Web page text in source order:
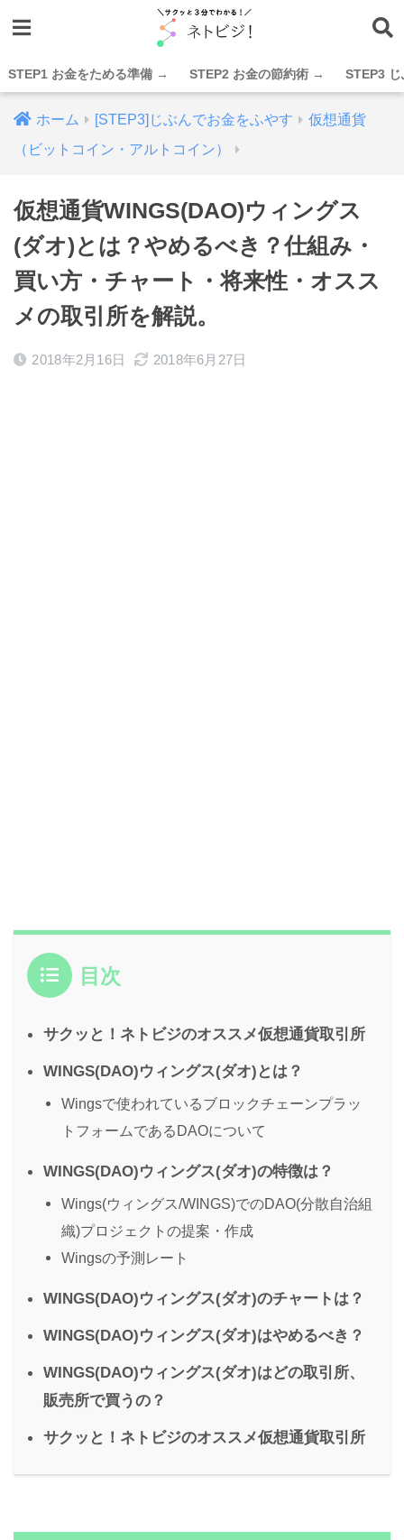
STEP1 お金をためる準備 → STEP2 お金の節約術 → STEP3
ホーム [STEP3]じぶんでお金をふやす
仮想通貨
（ビットコイン・アルトコイン）
仮想通貨WINGS(DAO)ウィングス
(ダオ)とは？やめるべき？仕組み・
買い方・チャート・将来性・オスス
メの取引所を解説。
2018年2月16日 2018年6月27日
目次
サクッと！ネトビジのオススメ仮想通貨取引所
WINGS(DAO)ウィングス(ダオ)とは？
Wingsで使われているブロックチェーンプラッ
トフォームであるDAOについて
WINGS(DAO)ウィングス(ダオ)の特徴は？
Wings(ウィングス/WINGS)でのDAO(分散自治組
織)プロジェクトの提案・作成
Wingsの予測レート
WINGS(DAO)ウィングス(ダオ)のチャートは？
WINGS(DAO)ウィングス(ダオ)はやめるべき？
WINGS(DAO)ウィングス(ダオ)はどの取引所、
販売所で買うの？
サクッと！ネトビジのオススメ仮想通貨取引所